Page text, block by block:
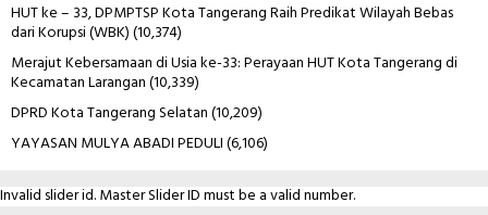
HUT ke – 33, DPMPTSP Kota Tangerang Raih Predikat Wilayah Bebas
dari Korupsi (WBK)(10,374)
Merajut Kebersamaan di Usia ke-33: Perayaan HUT Kota Tangerang di
Kecamatan Larangan(10,339)
DPRD Kota Tangerang Selatan(10,209)
YAYASAN MULYA ABADI PEDULI(6,106)
Invalid slider id. Master Slider ID must be a valid number.